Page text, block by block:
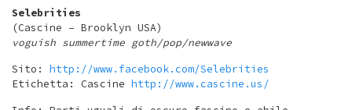
Selebrities
(Cascine – Brooklyn USA)
voguish summertime goth/pop/newwave
Sito: http://www.facebook.com/Selebrities
Etichetta: Cascine http://www.cascine.us/